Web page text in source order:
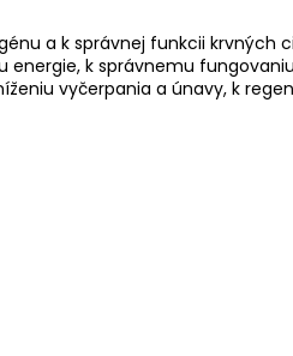
a k správnej funkcii krvných
k správnemu
vyčerpania a únavy, k